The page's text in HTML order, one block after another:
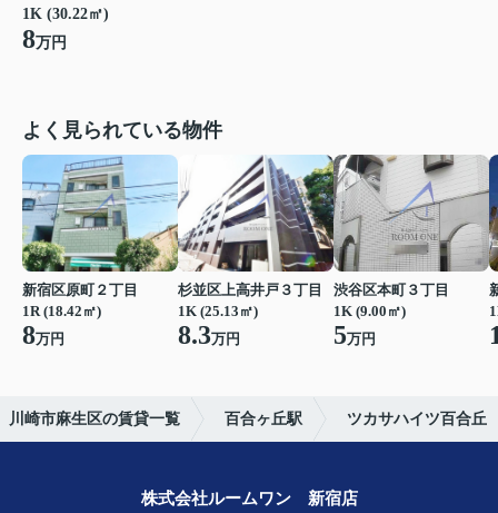
1K (30.22㎡)
8万円
よく見られている物件
新宿区原町２丁目
1R (18.42㎡)
8万円
杉並区上高井戸３丁目
1K (25.13㎡)
8.3万円
渋谷区本町３丁目
1K (9.00㎡)
5万円
川崎市麻生区の賃貸一覧 百合ヶ丘駅 ツカサハイツ百合丘
株式会社ルームワン 新宿店